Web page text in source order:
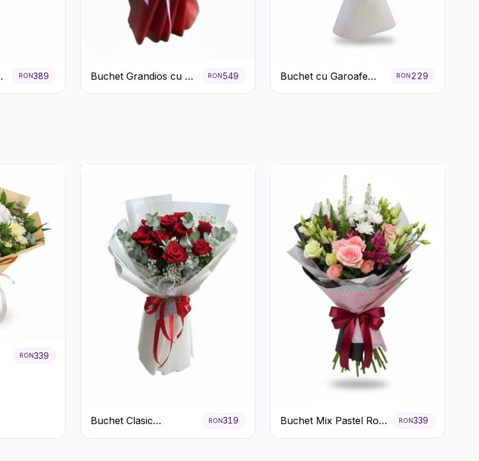
RON389
Buchet Grandios cu 25
de Trandafiri Roșii
RON 549
Buchet cu Garoafe
Albe
RON 229
RON339
Buchet Clasic
Trandafiri Roșii și
RON319
Buchet Mix Pastel Roz
și Alb
RON339